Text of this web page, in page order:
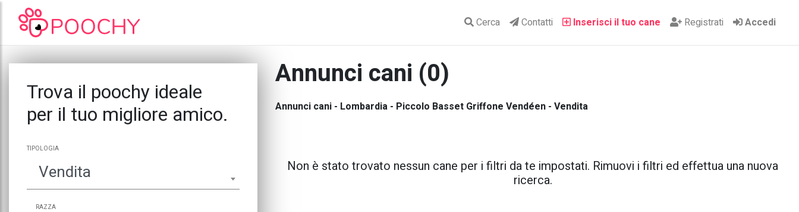
Cerca Contatti Inserisci il tuo cane Registrati Accedi
Trova il poochy ideale
per il tuo migliore amico.
TIPOLOGIA
Vendita
RAZZA
Annunci cani (0)
Annunci cani - Lombardia - Piccolo Basset Griffone Vendéen - Vendita
Non è stato trovato nessun cane per i filtri da te impostati. Rimuovi i filtri ed effettua una nuova
ricerca.